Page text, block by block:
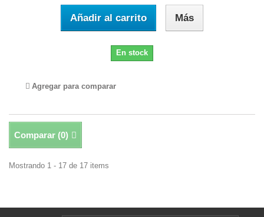
Añadir al carrito Más
En stock
Agregar para comparar
Comparar (0)
Mostrando 1 - 17 de 17 items